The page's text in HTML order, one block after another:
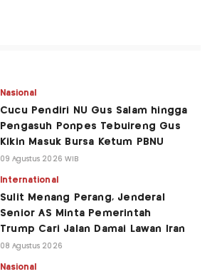
Nasional
Cucu Pendiri NU Gus Salam hingga
Pengasuh Ponpes Tebuireng Gus
Kikin Masuk Bursa Ketum PBNU
09 Agustus 2026 WIB
International
Sulit Menang Perang, Jenderal
Senior AS Minta Pemerintah
Trump Cari Jalan Damai Lawan Iran
08 Agustus 2026
Nasional